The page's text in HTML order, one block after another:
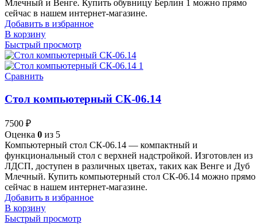
Млечный и Венге. Купить обувницу Берлин 1 можно прямо
сейчас в нашем интернет-магазине.
Добавить в избранное
В корзину
Быстрый просмотр
Сравнить
Стол компьютерный СК-06.14
7500 ₽
Оценка 0 из 5
Компьютерный стол СК-06.14 — компактный и
функциональный стол с верхней надстройкой. Изготовлен из
ЛДСП, доступен в различных цветах, таких как Венге и Дуб
Млечный. Купить компьютерный стол СК-06.14 можно прямо
сейчас в нашем интернет-магазине.
Добавить в избранное
В корзину
Быстрый просмотр